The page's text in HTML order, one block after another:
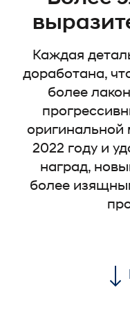
Каждая
доработана,
более
2022 году и
наград,
более